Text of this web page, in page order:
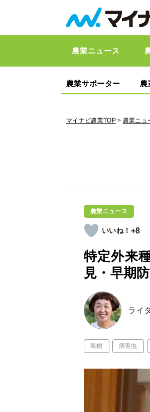
農業ニュース
農業サポーター 農
マイナビ農業TOP> 農業ニュ
農業ニュース
+8
特定外来
見・早期
ライ
果樹 病害虫